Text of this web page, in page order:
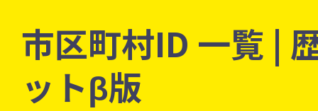
市区町村ID 一覧 |
ットβ版